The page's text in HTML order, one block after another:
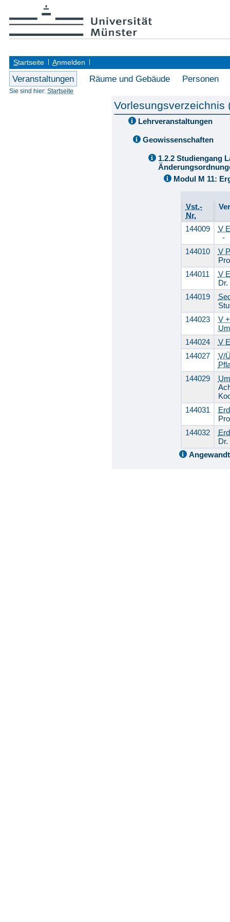
Startseite Anmelden
Veranstaltungen Räume und Gebäude Personen
Sie sind hier: Startseite
Vorlesungsverzeichnis
Lehrveranstaltungen
Geowissenschaften
1.2.2 Studiengang
Modul M 11:
Vst.-
Nr.
144009
V
144010
V
144011
V
Dr.
144019
144023
V
144024
V
144027
V/
144029
144031
144032